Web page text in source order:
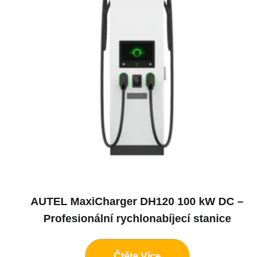
AUTEL MaxiCharger DH120 100 kW DC –
Profesionální rychlonabíjecí stanice